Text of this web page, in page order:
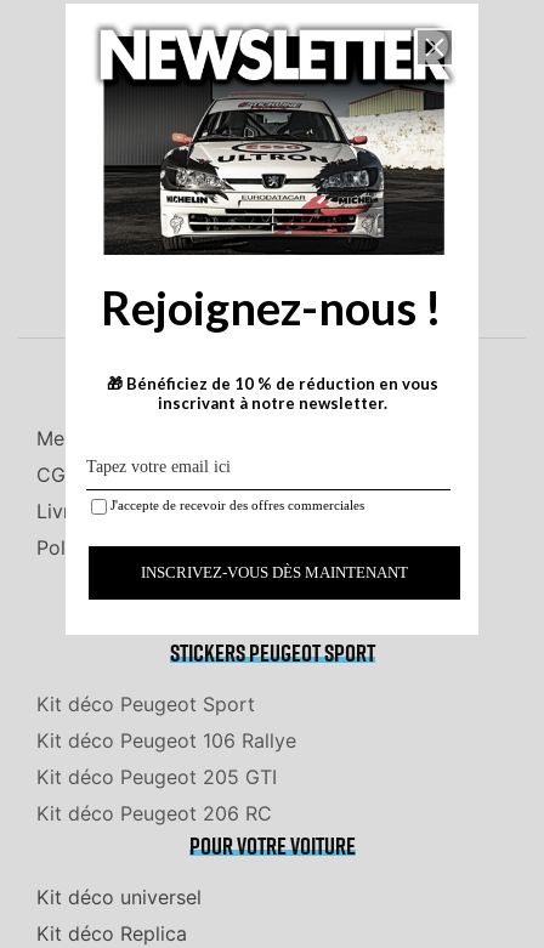
contact@stick-line.com
La réponse peut prendre jusqu'à 3 jours ouvrables
SUIVEZ-NOUS
information
Mentions Légales
CGV
Livraison
Politique de Confidentialité
Stickers Peugeot Sport
Kit déco Peugeot Sport
Kit déco Peugeot 106 Rallye
Kit déco Peugeot 205 GTI
Kit déco Peugeot 206 RC
Pour votre voiture
Kit déco universel
Kit déco Replica
Rejoignez-nous !
🎁 Bénéficiez de 10 % de réduction en vous
inscrivant à notre newsletter.
J'accepte de recevoir des offres commerciales